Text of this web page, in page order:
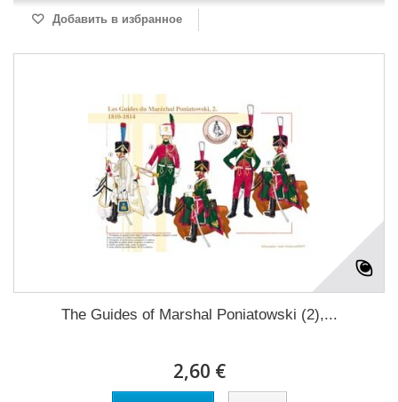
Добавить в избранное
The Guides of Marshal Poniatowski (2),...
2,60 €